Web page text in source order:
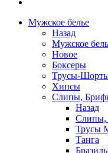
Мужское белье
Назад
Мужское
Новое
Боксеры
Трусы-
Хипсы
Слипы,
Назад
Слипы,
Трусы
Танга